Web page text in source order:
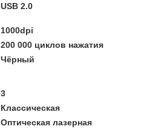
USB 2.0
1000dpi
200 000 циклов нажатия
Чёрный
3
Классическая
Оптическая лазерная